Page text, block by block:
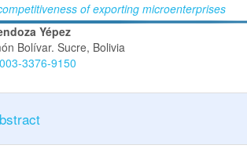
of exporting microenterprises
Yépez
Bolívar. Sucre, Bolivia
3376-9150